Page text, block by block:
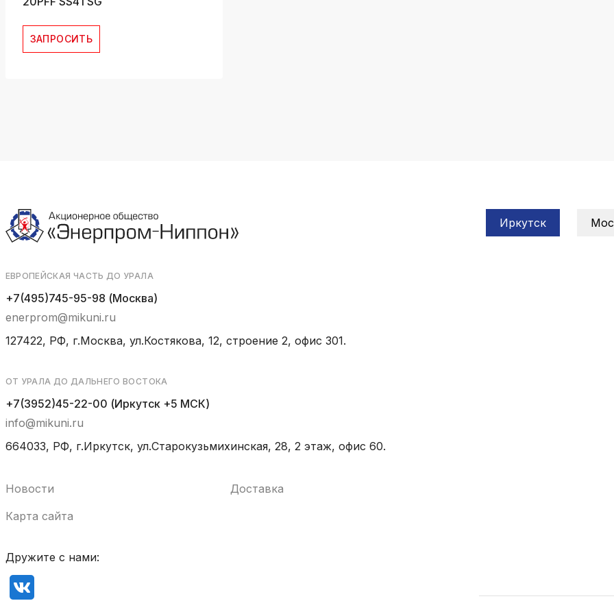
ЗАПРОСИТЬ
ЕВРОПЕЙСКАЯ ЧАСТЬ ДО УРАЛА
+7(495)745-95-98 (Москва)
enerprom@mikuni.ru
127422, РФ, г.Москва, ул.Костякова, 12, строение 2, офис 301.
ОТ УРАЛА ДО ДАЛЬНЕГО ВОСТОКА
+7(3952)45-22-00 (Иркутск +5 МСК)
info@mikuni.ru
664033, РФ, г.Иркутск, ул.Старокузьмихинская, 28, 2 этаж, офис 60.
Новости
Доставка
Карта сайта
Дружите с нами:
Иркутск